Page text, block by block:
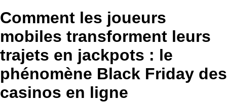
Comment les joueurs
mobiles transforment leurs
trajets en jackpots : le
phénomène Black Friday des
casinos en ligne